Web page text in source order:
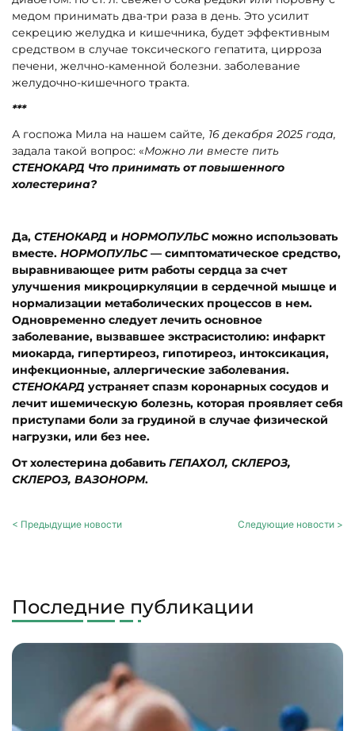
медом принимать два-три раза в день. Это усилит
секрецию желудка и кишечника, будет эффективным
средством в случае токсического гепатита, цирроза
печени, желчно-каменной болезни. заболевание
желудочно-кишечного тракта.
***
А госпожа Мила на нашем сайте, 16 декабря 2025 года,
задала такой вопрос: «Можно ли вместе пить
СТЕНОКАРД Что принимать от повышенного
холестерина?
Да, СТЕНОКАРД и НОРМОПУЛЬСможно использовать
вместе. НОРМОПУЛЬС— симптоматическое средство,
выравнивающее ритм работы сердца за счет
улучшения микроциркуляции в сердечной мышце и
нормализации метаболических процессов в нем.
Одновременно следует лечить основное
заболевание, вызвавшее экстрасистолию: инфаркт
миокарда, гипертиреоз, гипотиреоз, интоксикация,
инфекционные, аллергические заболевания.
СТЕНОКАРД устраняет спазм коронарных сосудов и
лечит ишемическую болезнь, которая проявляет себя
приступами боли за грудиной в случае физической
нагрузки, или без нее.
От холестерина добавитьГЕПАХОЛ, СКЛЕРОЗ,
СКЛЕРОЗ, ВАЗОНОРМ.
< Предыдущие новости Следующие новости >
Последние публикации